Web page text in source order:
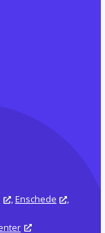
,Enschede
,